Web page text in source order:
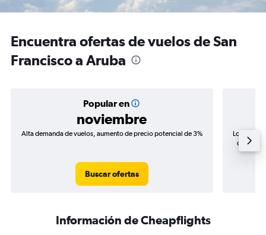
Encuentra ofertas de vuelos de San
Francisco a Aruba
Popular en
noviembre
Alta demanda de vuelos, aumento de precio potencial de 3%
Buscar ofertas
Los
de
Información de Cheapflights